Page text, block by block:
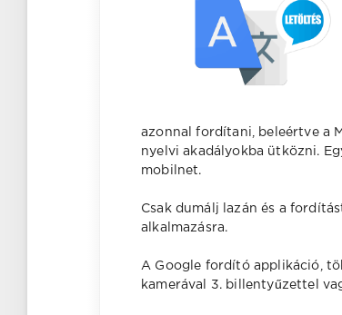
azonnal fordítani, beleértve a
nyelvi akadályokba ütközni.
mobilnet.
Csak dumálj lazán és a
alkalmazásra.
A Google fordító applikáció,
kamerával 3. billentyűzettel